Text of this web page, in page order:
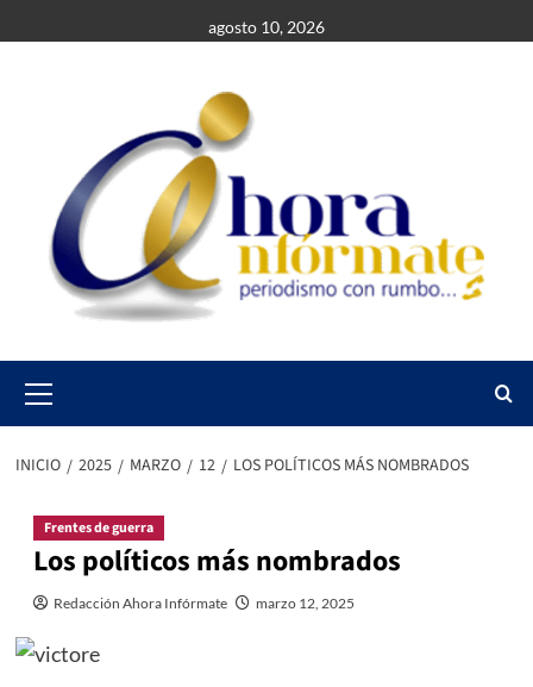
al
agosto 10, 2026
Menu
INICIO 2025 MARZO 12 LOS POLÍTICOS MÁS NOMBRADOS
Frentes de guerra
Los políticos más nombrados
Redacción Ahora Infórmate marzo 12, 2025